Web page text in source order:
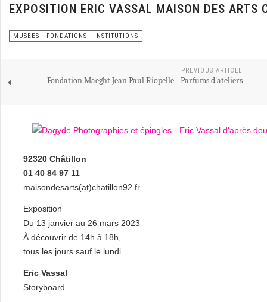
EXPOSITION ERIC VASSAL MAISON DES ARTS
MUSEES - FONDATIONS - INSTITUTIONS
PREVIOUS ARTICLE
Fondation Maeght Jean Paul Riopelle - Parfums d'ateliers
92320 Châtillon
01 40 84 97 11
maisondesarts(at)chatillon92.fr
Exposition
Du 13 janvier au 26 mars 2023
À découvrir de 14h à 18h,
tous les jours sauf le lundi
Eric Vassal
Storyboard